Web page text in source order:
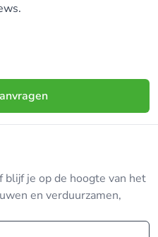
blijf je op de hoogte van het
en verduurzamen,